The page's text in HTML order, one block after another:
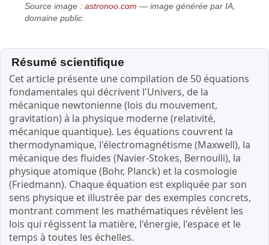
Source image :astronoo.com — image générée par IA,
domaine public.
Résumé scientifique
Cet article présente une compilation de 50 équations
fondamentales qui décrivent l'Univers, de la
mécanique newtonienne (lois du mouvement,
gravitation) à la physique moderne (relativité,
mécanique quantique). Les équations couvrent la
thermodynamique, l'électromagnétisme (Maxwell), la
mécanique des fluides (Navier-Stokes, Bernoulli), la
physique atomique (Bohr, Planck) et la cosmologie
(Friedmann). Chaque équation est expliquée par son
sens physique et illustrée par des exemples concrets,
montrant comment les mathématiques révèlent les
lois qui régissent la matière, l'énergie, l'espace et le
temps à toutes les échelles.